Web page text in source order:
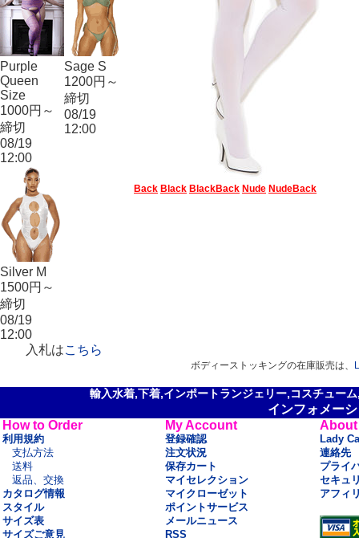
Purple
Queen
Size
1000円～
締切
08/19
12:00
Sage S
1200円～
締切
08/19
12:00
Silver M
1500円～
締切
08/19
12:00
入札はこちら
Back Black BlackBack Nude NudeBack
ボディーストッキングの在庫販売は、
輸入水着,下着,インポートランジェリー,コスチュー
インフォメー
How to Order
利用規約
支払方法
送料
返品、交換
カタログ情報
スタイル
サイズ表
サイズご意見
My Account
登録確認
注文状況
保存カート
マイセレクション
マイクローゼット
ポイントサービス
メールニュース
RSS
About
Lady
連絡先
プライ
セキュ
アフィ